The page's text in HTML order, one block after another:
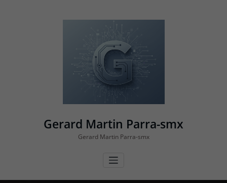
Gerard Martin Parra-smx
Gerard Martin Parra-smx